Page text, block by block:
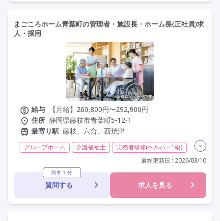
まごころホーム青葉町の管理者・施設長・ホーム長(正社員)求
人・採用
給与
【月給】260,800円〜292,900円
住所 静岡県藤枝市青葉町5-12-1
最寄り駅 藤枝、六合、西焼津
グループホーム 介護福祉士
実務者研修(ヘルパー1級)
残業月20時間以内
社会保険完備 交通費支給
学歴不問
定年60歳以上
定年65歳以上
定年70歳以上
最終更新日 : 2026/03/10
簡単１分
質問する 求人を見る